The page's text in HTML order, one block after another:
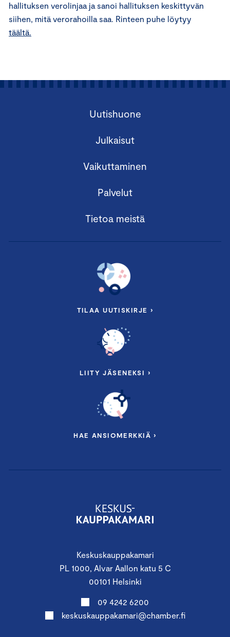
hallituksen verolinjaa ja sanoi hallituksen keskittyvän
siihen, mitä verorahoilla saa. Rinteen puhe löytyy
täältä.
Keskuskauppakamari
PL 1000, Alvar Aallon katu 5 C
00101 Helsinki
09 4242 6200
keskuskauppakamari@chamber.fi
Uutishuone
Julkaisut
Vaikuttaminen
Palvelut
Tietoa meistä
TILAA UUTISKIRJE ›
LIITY JÄSENEKSI ›
HAE ANSIOMERKKIÄ ›